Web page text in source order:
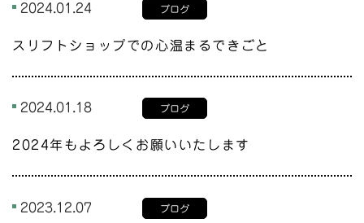
2024.01.24 ブログ
スリフトショップでの心温まるできごと
2024.01.18 ブログ
2024年もよろしくお願いいたします
2023.12.07 ブログ